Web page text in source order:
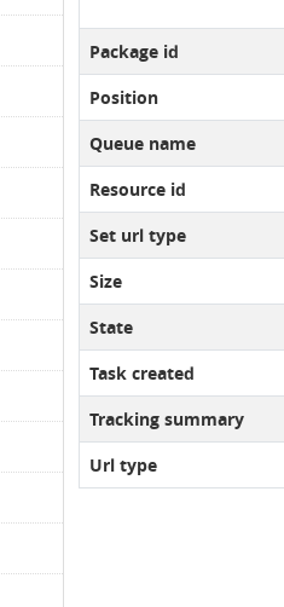
Package id
Position
Queue name
Resource id
Set url type
Size
State
Task created
Tracking summary
Url type